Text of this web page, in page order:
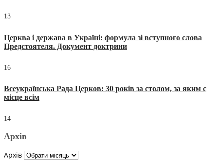
13
Церква і держава в Україні: формула зі вступного слова
Предстоятеля. Документ доктрини
16
Всеукраїнська Рада Церков: 30 років за столом, за яким є
місце всім
14
Архів
Архів